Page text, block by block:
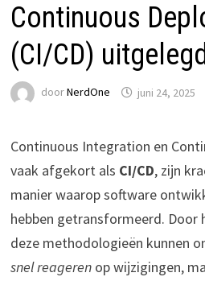
Continuous
(CI/CD) uitgelegd
doorNerdOne juni 24, 2025
Continuous Integration en
vaak afgekort als CI/CD, zijn
manier waarop software
hebben getransformeerd. Door
deze methodologieën kunnen
snel reagerenop wijzigingen,